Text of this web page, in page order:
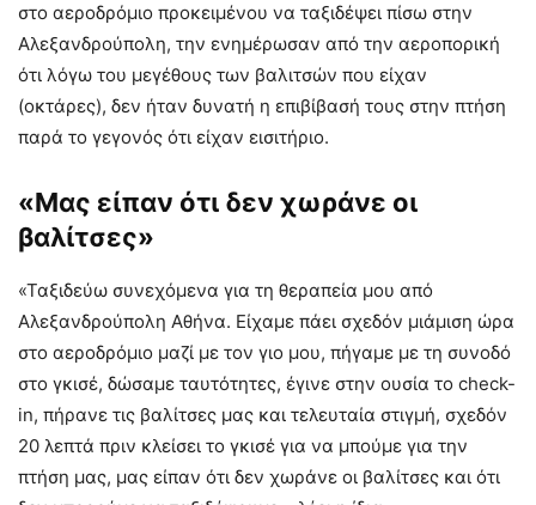
στο αεροδρόμιο προκειμένου να ταξιδέψει πίσω στην
Αλεξανδρούπολη, την ενημέρωσαν από την αεροπορική
ότι λόγω του μεγέθους των βαλιτσών που είχαν
(οκτάρες), δεν ήταν δυνατή η επιβίβασή τους στην πτήση
παρά το γεγονός ότι είχαν εισιτήριο.
«Μας είπαν ότι δεν χωράνε οι
βαλίτσες»
«Ταξιδεύω συνεχόμενα για τη θεραπεία μου από
Αλεξανδρούπολη Αθήνα. Είχαμε πάει σχεδόν μιάμιση ώρα
στο αεροδρόμιο μαζί με τον γιο μου, πήγαμε με τη συνοδό
στο γκισέ, δώσαμε ταυτότητες, έγινε στην ουσία το check-
in, πήρανε τις βαλίτσες μας και τελευταία στιγμή, σχεδόν
20 λεπτά πριν κλείσει το γκισέ για να μπούμε για την
πτήση μας, μας είπαν ότι δεν χωράνε οι βαλίτσες και ότι